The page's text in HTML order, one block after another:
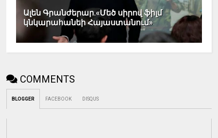
Ալեն Գրանժերար.«Մեծ սիրով ֆիլմ
կնկարահանեի Հայաստանում»
COMMENTS
BLOGGER FACEBOOK DISQUS